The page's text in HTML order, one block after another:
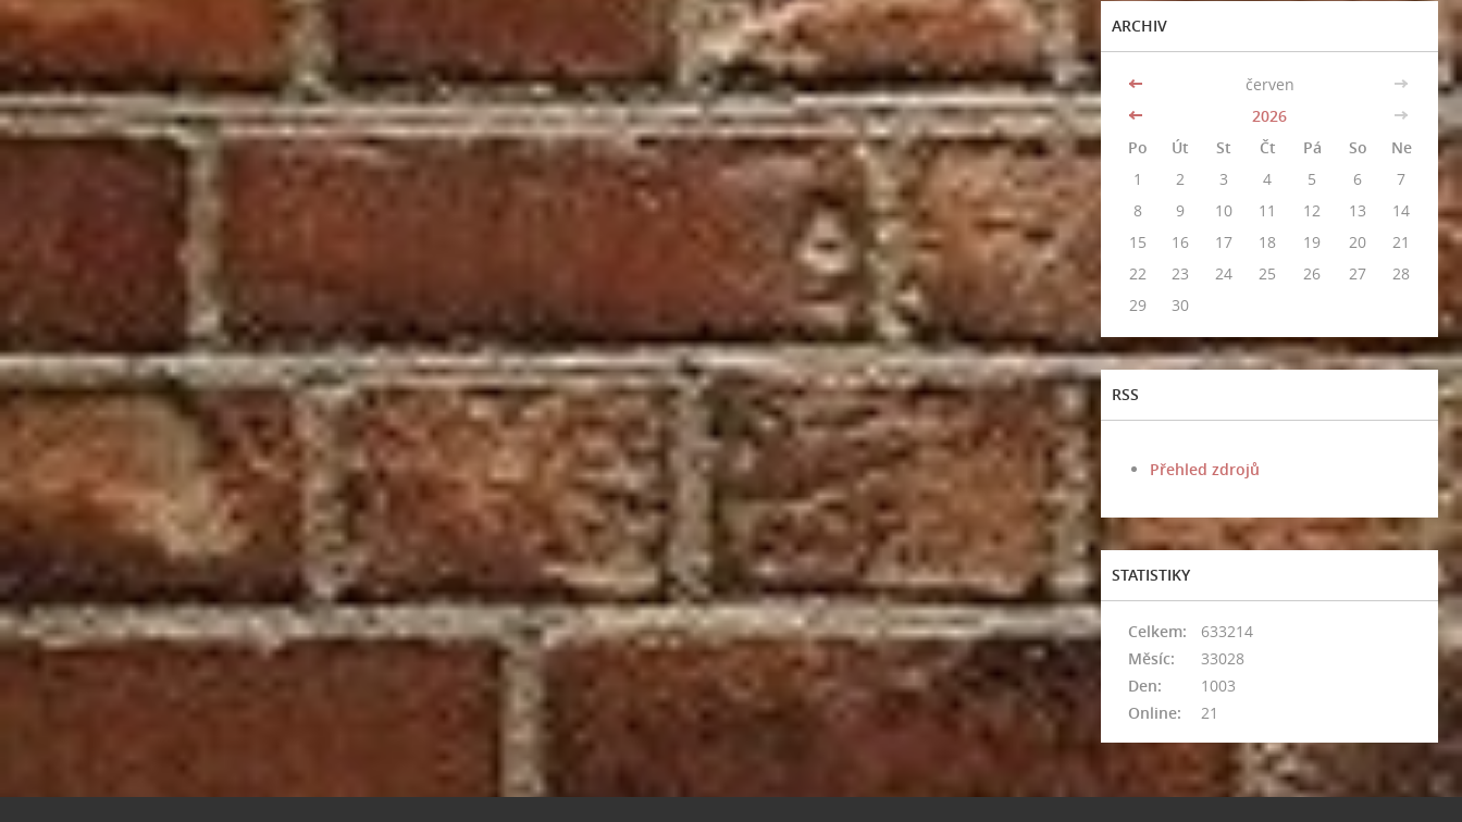
ARCHIV
<< červen
>>
<<
2026
>>
Po
Út St Čt Pá So
Ne
1
2 3 4 5 6
7
8
9 10 11 12 13
14
15
16 17 18 19 20
21
22
23 24 25 26 27
28
29
30
RSS
Přehled zdrojů
STATISTIKY
Online: 21
Celkem:
633214
Měsíc:
33028
Den:
1003